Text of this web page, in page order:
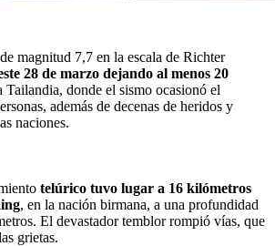
magnitud 7,7 en la escala de Richter
28 de marzo dejando al menos 20
Tailandia, donde el sismo ocasionó el
además de decenas de heridos y
naciones.
telúrico tuvo lugar a 16 kilómetros
, en la nación birmana, a una profundidad
El devastador temblor rompió vías, que
grietas.